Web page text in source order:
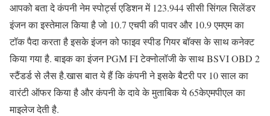
आपको बता दे कंपनी नेम स्पोर्ट्स एडिशन में 123.944 सीसी सिंगल सिलेंडर
इंजन का इस्तेमाल किया है जो 10.7 एचपी की पावर और 10.9 एमएम का
टॉक पैदा करता है इसके इंजन को फाइव स्पीड गियर बॉक्स के साथ कनेक्ट
किया गया है. बाइक का इंजन PGM FI टेक्नोलॉजी के साथ BSVI OBD 2
स्टैंडर्ड से लैस है.खास बात ये हैं कि कंपनी ने इसके बैटरी पर 10 साल का
वारंटी ऑफर किया है और कंपनी के दावे के मुताबिक ये 65केएमपीएल का
माइलेज देती है.